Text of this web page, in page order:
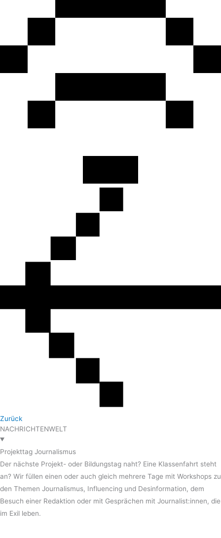
Zurück
NACHRICHTENWELT
Projekttag Journalismus
Der nächste Projekt- oder Bildungstag naht? Eine Klassenfahrt steht
an? Wir füllen einen oder auch gleich mehrere Tage mit Workshops zu
den Themen Journalismus, Influencing und Desinformation, dem
Besuch einer Redaktion oder mit Gesprächen mit Journalist:innen, die
im Exil leben.